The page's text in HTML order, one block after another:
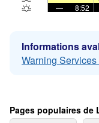
—
8:52
Informations
Warning Services
Pages populaires de